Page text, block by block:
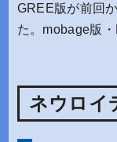
GREE版が前回
た。mobage版
ネウロイ